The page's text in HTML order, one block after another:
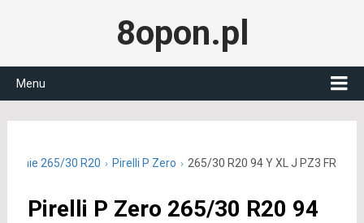
8opon.pl
Menu
letnie 265/30 R20 Pirelli P Zero 265/30 R20 94 Y XL J PZ3 FR
Pirelli P Zero 265/30 R20 94